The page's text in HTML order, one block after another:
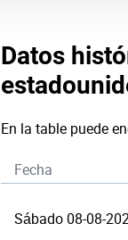
Datos
En la table puede
Fecha
Sábado 08-08-